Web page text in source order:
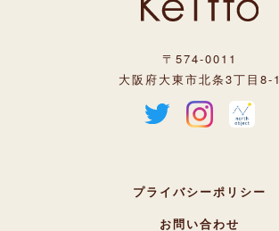
〒574-0011
大阪府大東市北条3丁目8-1
プライバシーポリシー
お問い合わせ